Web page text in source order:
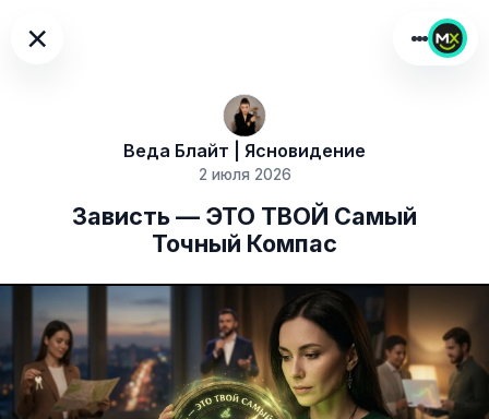
×
Веда Блайт | Ясновидение
2 июля 2026
Зависть — ЭТО ТВОЙ Самый
Точный Компас